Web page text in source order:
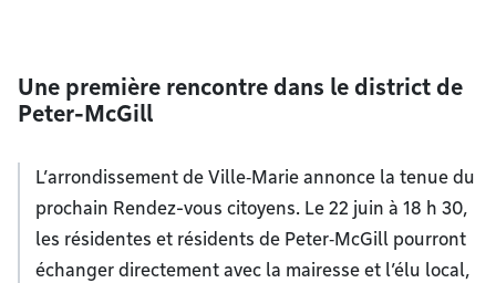
Une première rencontre dans le district de
Peter-McGill
L’arrondissement de Ville‑Marie annonce la tenue du
prochain Rendez-vous citoyens. Le 22 juin à 18 h 30,
les résidentes et résidents de Peter‑McGill pourront
échanger directement avec la mairesse et l’élu local,